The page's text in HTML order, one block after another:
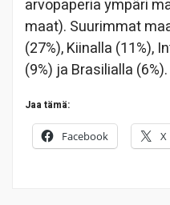
arvopaperia ympäri
maat). Suurimmat
(27%), Kiinalla (11%),
(9%) ja Brasilialla (6%).
Jaa tämä:
Facebook X